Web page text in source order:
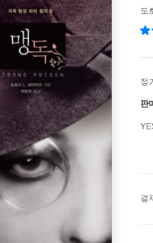
도
정
판
결